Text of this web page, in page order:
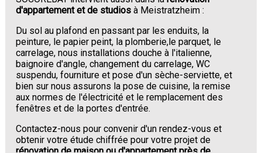
d'appartement et de studios à Meistratzheim :
Du sol au plafond en passant par les enduits, la
peinture, le papier peint, la plomberie,le parquet, le
carrelage, nous installations douche à l'italienne,
baignoire d'angle, changement du carrelage, WC
suspendu, fourniture et pose d'un sèche-serviette, et
bien sur nous assurons la pose de cuisine, la remise
aux normes de l'électricité et le remplacement des
fenêtres et de la portes d'entrée.
Contactez-nous pour convenir d'un rendez-vous et
obtenir votre étude chiffrée pour votre projet de